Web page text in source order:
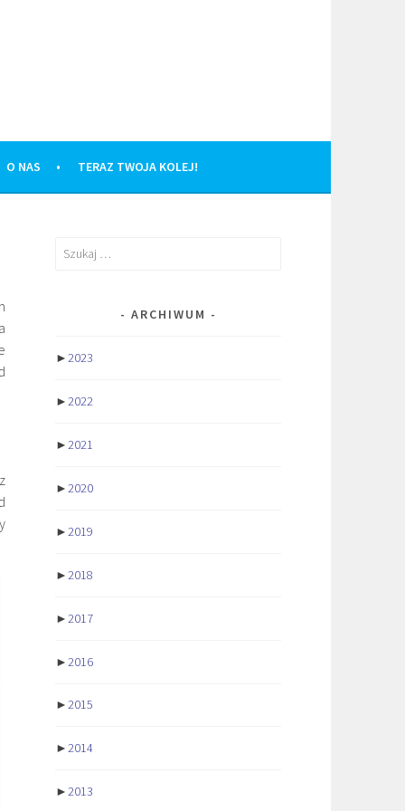
O NAS TERAZ TWOJA KOLEJ!
Szukaj:
ARCHIWUM
►2023
►2022
►2021
►2020
►2019
►2018
►2017
►2016
►2015
►2014
►2013